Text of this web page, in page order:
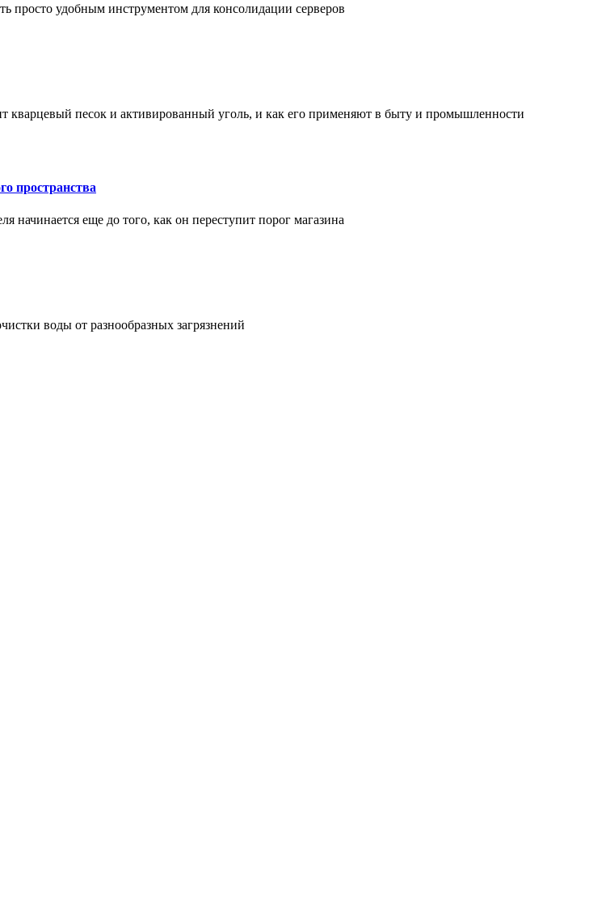
просто удобным инструментом для консолидации серверов
кварцевый песок и активированный уголь, и как его применяют в быту и промышленности
пространства
начинается еще до того, как он переступит порог магазина
воды от разнообразных загрязнений